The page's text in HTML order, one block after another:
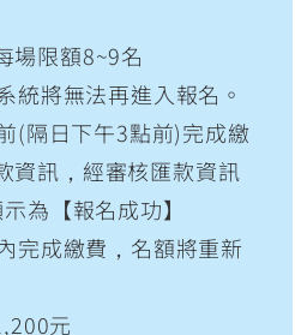
場限額8~9名
統將無法再進入報名。
(隔日下午3點前)完成繳
資訊，經審核匯款資訊
為【報名成功】
完成繳費，名額將重新
元